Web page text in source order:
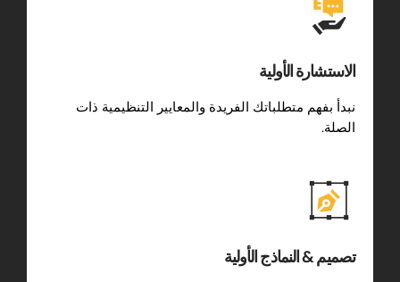
الاستشارة الأولية
نبدأ بفهم متطلباتك الفريدة والمعايير التنظيمية ذات
الصلة.
تصميم & النماذج الأولية